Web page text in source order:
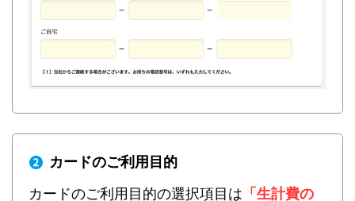
カードのご利用目的
カードのご利用目的の選択項目は 「生計費の